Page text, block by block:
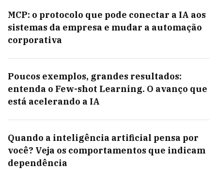
MCP: o protocolo que pode conectar a IA aos
sistemas da empresa e mudar a automação
corporativa
Poucos exemplos, grandes resultados:
entenda o Few-shot Learning. O avanço que
está acelerando a IA
Quando a inteligência artificial pensa por
você? Veja os comportamentos que indicam
dependência